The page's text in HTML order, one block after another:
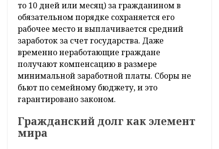
Финансовый вопрос – это главный триггер
социального напряжения. Однако
белорусское законодательство полностью
защищает доходы резервистов. Согласно
Трудовому кодексу Республики Беларусь,
наниматель не имеет права уволить
сотрудника, призванного на сборы.
За весь период прохождения обучения (будь
обязательном порядке сохраняется его
рабочее место и выплачивается средний